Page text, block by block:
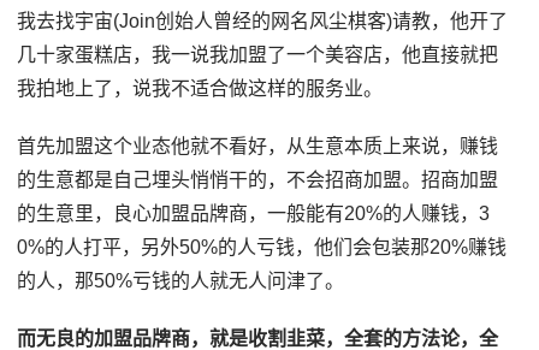
我去找宇宙(Join创始人曾经的网名风尘棋客)请教，他开了
几十家蛋糕店，我一说我加盟了一个美容店，他直接就把
我拍地上了，说我不适合做这样的服务业。
首先加盟这个业态他就不看好，从生意本质上来说，赚钱
的生意都是自己埋头悄悄干的，不会招商加盟。招商加盟
的生意里，良心加盟品牌商，一般能有20%的人赚钱，3
0%的人打平，另外50%的人亏钱，他们会包装那20%赚钱
的人，那50%亏钱的人就无人问津了。
而无良的加盟品牌商，就是收割韭菜，全套的方法论，全